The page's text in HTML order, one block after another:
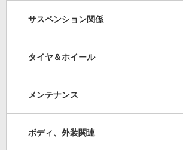
サスペンション関係
タイヤ＆ホイール
メンテナンス
ボディ、外装関連